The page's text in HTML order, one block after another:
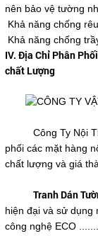
nên bảo vệ tường
Khả năng chống
Khả năng chống
IV. Địa Chỉ Phân Phối
chất Lượng
Công Ty Nội
phối các mặt hàng
chất lượng và giá
Tranh Dán
hiện đại và sử dụng
công nghệ ECO